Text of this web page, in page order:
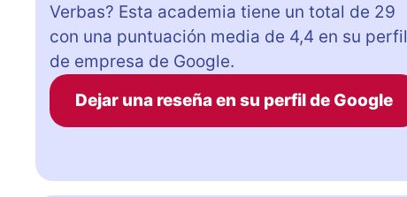
Verbas? Esta academia tiene un total de 29
con una puntuación media de 4,4 en su perfil
de empresa de Google.
Dejar una reseña en su perfil de Google